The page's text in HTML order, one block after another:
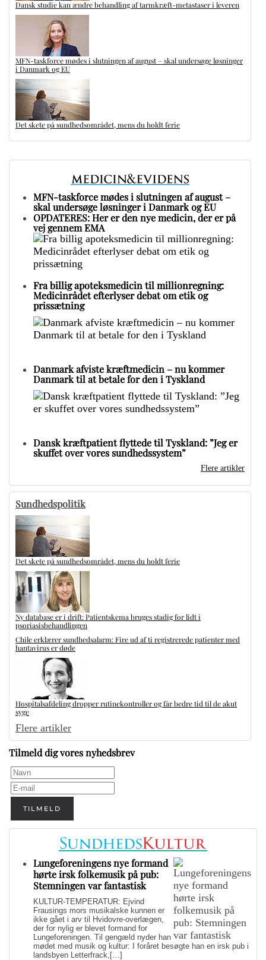
Dansk studie kan ændre behandling af tarmkræft-metastaser i leveren
MFN-taskforce mødes i slutningen af august – skal undersøge løsninger
i Danmark og EU
Det skete på sundhedsområdet, mens du holdt ferie
MFN-taskforce mødes i slutningen af august –
skal undersøge løsninger i Danmark og EU
OPDATERES: Her er den nye medicin, der er på
vej gennem EMA
Fra billig apoteksmedicin til millionregning:
Medicinrådet efterlyser debat om etik og
prissætning
Danmark afviste kræftmedicin – nu kommer
Danmark til at betale for den i Tyskland
Dansk kræftpatient flyttede til Tyskland: ”Jeg er
skuffet over vores sundhedssystem”
Flere artikler
Sundhedspolitik
Det skete på sundhedsområdet, mens du holdt ferie
Ny database er i drift: Patientskema bruges stadig for lidt i
psoriasisbehandlingen
Chile erklærer sundhedsalarm: Fire ud af ti registrerede patienter med
hantavirus er døde
Hospitalsafdeling dropper rutinekontroller og får bedre tid til de akut
syge
Flere artikler
Tilmeld dig vores nyhedsbrev
TILMELD
Lungeforeningens nye formand
hørte irsk folkemusik på pub:
Stemningen var fantastisk
KULTUR-TEMPERATUR: Ejvind
Frausings mors musikalske kunnen er
ikke gået i arv til Hvidovre-overlægen,
der for nylig er blevet formand for
Lungeforeningen. Til gengæld nyder han
mødet med musik og kultur: I foråret besøgte han en irsk pub i
landsbyen Letterfrack,[…]